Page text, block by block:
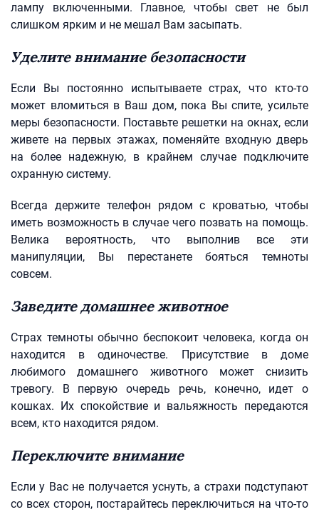
лампу включенными. Главное, чтобы свет не был
слишком ярким и не мешал Вам засыпать.
Уделите внимание безопасности
Если Вы постоянно испытываете страх, что кто-то
может вломиться в Ваш дом, пока Вы спите, усильте
меры безопасности. Поставьте решетки на окнах, если
живете на первых этажах, поменяйте входную дверь
на более надежную, в крайнем случае подключите
охранную систему.
Всегда держите телефон рядом с кроватью, чтобы
иметь возможность в случае чего позвать на помощь.
Велика вероятность, что выполнив все эти
манипуляции, Вы перестанете бояться темноты
совсем.
Заведите домашнее животное
Страх темноты обычно беспокоит человека, когда он
находится в одиночестве. Присутствие в доме
любимого домашнего животного может снизить
тревогу. В первую очередь речь, конечно, идет о
кошках. Их спокойствие и вальяжность передаются
всем, кто находится рядом.
Переключите внимание
Если у Вас не получается уснуть, а страхи подступают
со всех сторон, постарайтесь переключиться на что-то